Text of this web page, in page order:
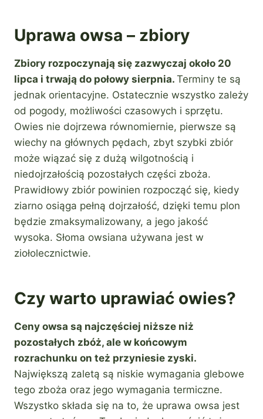
Uprawa owsa – zbiory
Zbiory rozpoczynają się zazwyczaj około 20
lipca i trwają do połowy sierpnia. Terminy te są
jednak orientacyjne. Ostatecznie wszystko zależy
od pogody, możliwości czasowych i sprzętu.
Owies nie dojrzewa równomiernie, pierwsze są
wiechy na głównych pędach, zbyt szybki zbiór
może wiązać się z dużą wilgotnością i
niedojrzałością pozostałych części zboża.
Prawidłowy zbiór powinien rozpocząć się, kiedy
ziarno osiąga pełną dojrzałość, dzięki temu plon
będzie zmaksymalizowany, a jego jakość
wysoka. Słoma owsiana używana jest w
ziołolecznictwie.
Czy warto uprawiać owies?
Ceny owsa są najczęściej niższe niż
pozostałych zbóż, ale w końcowym
rozrachunku on też przyniesie zyski.
Największą zaletą są niskie wymagania glebowe
tego zboża oraz jego wymagania termiczne.
Wszystko składa się na to, że uprawa owsa jest